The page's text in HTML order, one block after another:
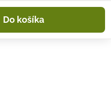
Do košíka